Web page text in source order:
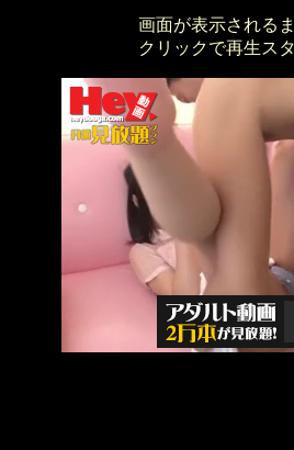
画面が表示される
クリックで再生ス